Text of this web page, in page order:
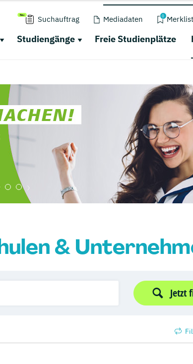
Suchauftrag Mediadaten 0
Studiengänge Freie Studienplätze
&
Jetzt